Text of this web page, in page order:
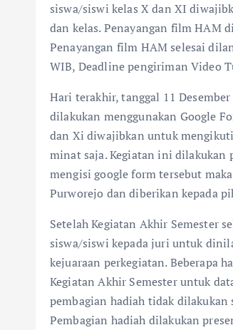
siswa/siswi kelas X dan XI
dan kelas. Penayangan film HAM
Penayangan film HAM selesai
WIB, Deadline pengiriman Video
Hari terakhir, tanggal 11
dilakukan menggunakan Google
dan Xi diwajibkan untuk
minat saja. Kegiatan ini dilakukan
mengisi google form tersebut
Purworejo dan diberikan kepada
Setelah Kegiatan Akhir Semester
siswa/siswi kepada juri untuk
kejuaraan perkegiatan. Beberapa
Kegiatan Akhir Semester untuk
pembagian hadiah tidak dilakukan
Pembagian hadiah dilakukan